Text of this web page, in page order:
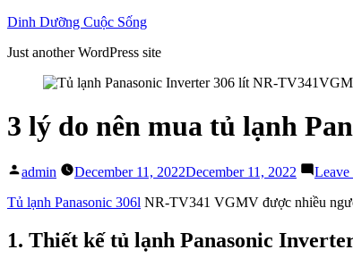
Skip
content
Dinh Dưỡng Cuộc Sống
Just another WordPress site
3 lý do nên mua tủ lạnh
Posted
admin December 11, 2022December 11, 2022 Leave
Tủ lạnh Panasonic 306l NR-TV341 VGMV được nhiều
1. Thiết kế tủ lạnh Panasonic